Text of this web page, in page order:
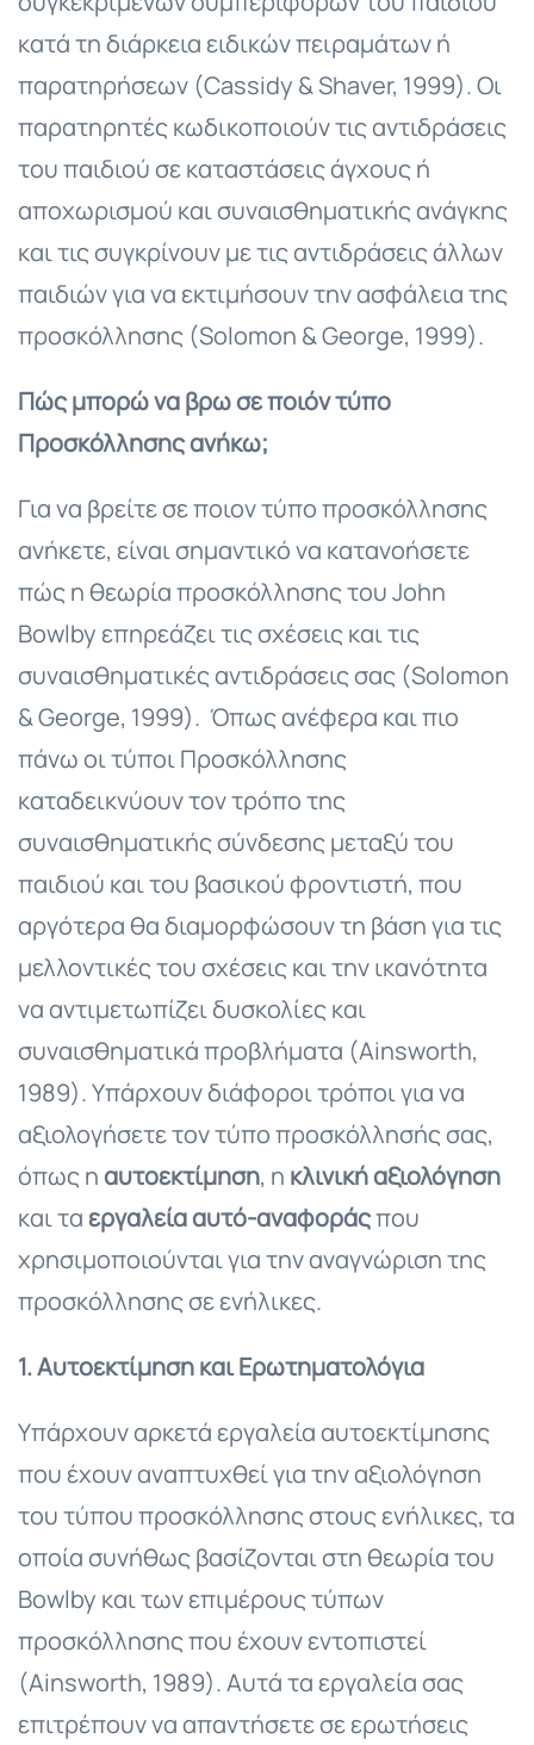
κατά τη διάρκεια ειδικών πειραμάτων ή
παρατηρήσεων (Cassidy & Shaver, 1999). Οι
παρατηρητές κωδικοποιούν τις αντιδράσεις
του παιδιού σε καταστάσεις άγχους ή
αποχωρισμού και συναισθηματικής ανάγκης
και τις συγκρίνουν με τις αντιδράσεις άλλων
παιδιών για να εκτιμήσουν την ασφάλεια της
προσκόλλησης (Solomon & George, 1999).
Πώς μπορώ να βρω σε ποιόν τύπο
Προσκόλλησης ανήκω;
Για να βρείτε σε ποιον τύπο προσκόλλησης
ανήκετε, είναι σημαντικό να κατανοήσετε
πώς η θεωρία προσκόλλησης του John
Bowlby επηρεάζει τις σχέσεις και τις
συναισθηματικές αντιδράσεις σας (Solomon
& George, 1999). Όπως ανέφερα και πιο
πάνω οι τύποι Προσκόλλησης
καταδεικνύουν τον τρόπο της
συναισθηματικής σύνδεσης μεταξύ του
παιδιού και του βασικού φροντιστή, που
αργότερα θα διαμορφώσουν τη βάση για τις
μελλοντικές του σχέσεις και την ικανότητα
να αντιμετωπίζει δυσκολίες και
συναισθηματικά προβλήματα (Ainsworth,
1989). Υπάρχουν διάφοροι τρόποι για να
αξιολογήσετε τον τύπο προσκόλλησής σας,
όπως ηαυτοεκτίμηση, η κλινική αξιολόγηση
και ταεργαλεία αυτό-αναφοράςπου
χρησιμοποιούνται για την αναγνώριση της
προσκόλλησης σε ενήλικες.
1. Αυτοεκτίμηση και Ερωτηματολόγια
Υπάρχουν αρκετά εργαλεία αυτοεκτίμησης
που έχουν αναπτυχθεί για την αξιολόγηση
του τύπου προσκόλλησης στους ενήλικες, τα
οποία συνήθως βασίζονται στη θεωρία του
Bowlby και των επιμέρους τύπων
προσκόλλησης που έχουν εντοπιστεί
(Ainsworth, 1989). Αυτά τα εργαλεία σας
επιτρέπουν να απαντήσετε σε ερωτήσεις